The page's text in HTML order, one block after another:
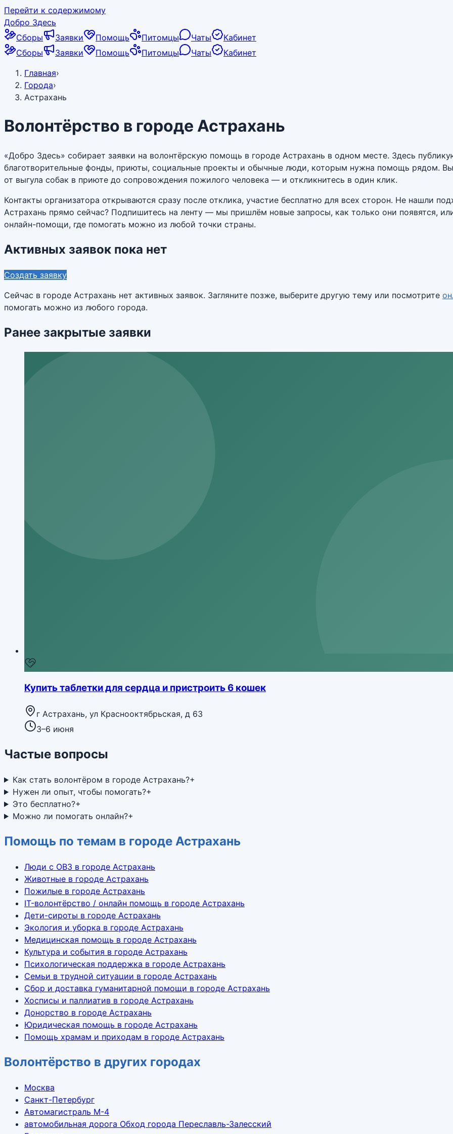
Перейти к содержимому
Добро Здесь
Сборы
Заявки Помощь Питомцы Чаты
Кабинет
Сборы
Заявки Помощь Питомцы Чаты
Кабинет
Главная›
Города›
Астрахань
Волонтёрство в городе Астрахань
«Добро Здесь» собирает заявки на волонтёрскую помощь в городе Астрахань в одном месте. Здесь
благотворительные фонды, приюты, социальные проекты и обычные люди, которым нужна помощь рядом.
от выгула собак в приюте до сопровождения пожилого человека — и откликнитесь в один клик.
Контакты организатора открываются сразу после отклика, участие бесплатно для всех сторон. Не нашли
Астрахань прямо сейчас? Подпишитесь на ленту — мы пришлём новые запросы, как только они появятся,
онлайн-помощи, где помогать можно из любой точки страны.
Активных заявок пока нет
Создать заявку
Сейчас в городе Астрахань нет активных заявок. Загляните позже, выберите другую тему или посмотрите
помогать можно из любого города.
Ранее закрытые заявки
Купить таблетки для сердца и пристроить 6 кошек
г Астрахань, ул Краснооктябрьская, д 63
3–6 июня
Частые вопросы
Как стать волонтёром в городе Астрахань?+
Нужен ли опыт, чтобы помогать?+
Это бесплатно?+
Можно ли помогать онлайн?+
Помощь по темам в городе Астрахань
Люди с ОВЗ в городе Астрахань
Животные в городе Астрахань
Пожилые в городе Астрахань
IT-волонтёрство / онлайн помощь в городе Астрахань
Дети-сироты в городе Астрахань
Экология и уборка в городе Астрахань
Медицинская помощь в городе Астрахань
Культура и события в городе Астрахань
Психологическая поддержка в городе Астрахань
Семьи в трудной ситуации в городе Астрахань
Сбор и доставка гуманитарной помощи в городе Астрахань
Хосписы и паллиатив в городе Астрахань
Донорство в городе Астрахань
Юридическая помощь в городе Астрахань
Помощь храмам и приходам в городе Астрахань
Волонтёрство в других городах
Москва
Санкт-Петербург
Автомагистраль М-4
автомобильная дорога Обход города Переславль-Залесский